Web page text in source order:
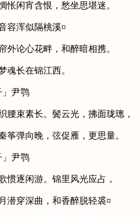
闲宵含恨，愁坐思堪迷。
浑似隔桃溪¤
论心花畔，和醉暗相携。
长在锦江西。
尹鹗
束素长。鬓云光，拂面珑璁，
弹向晚，弦促雁，更思量。
尹鹗
逐闲游。锦里风光应占，
穿深曲，和香醉脱轻裘¤